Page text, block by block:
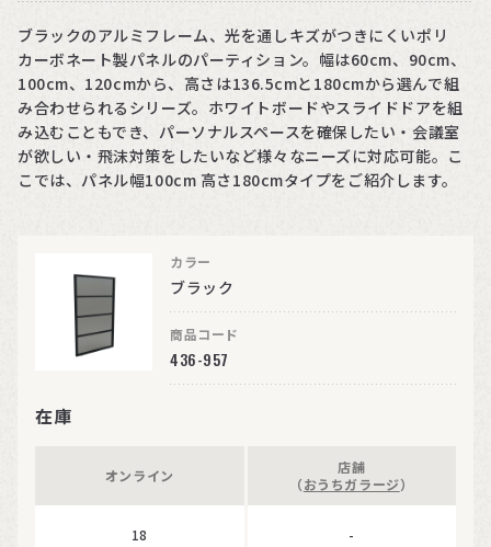
ブラックのアルミフレーム、光を通しキズがつきにくいポリ
カーボネート製パネルのパーティション。幅は60cm、90cm、
100cm、120cmから、高さは136.5cmと180cmから選んで組
み合わせられるシリーズ。ホワイトボードやスライドドアを組
み込むこともでき、パーソナルスペースを確保したい・会議室
が欲しい・飛沫対策をしたいなど様々なニーズに対応可能。こ
こでは、パネル幅100cm 高さ180cmタイプをご紹介します。
カラー
ブラック
商品コード
436-957
在庫
オンライン
18
店舗
（おうちガラージ）
-